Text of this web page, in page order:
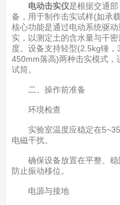
电动击实仪是根据交通
备，用于制作击实试样(如承
核心功能是通过电动系统驱
实，以测定土的含水量与干
度。设备支持轻型(2.5kg锤
450mm落高)两种击实模式
试筒。
二、操作前准备
环境检查
实验室温度应稳定在
电磁干扰。
确保设备放置在平整、稳
防止振动移位。
电源与接地